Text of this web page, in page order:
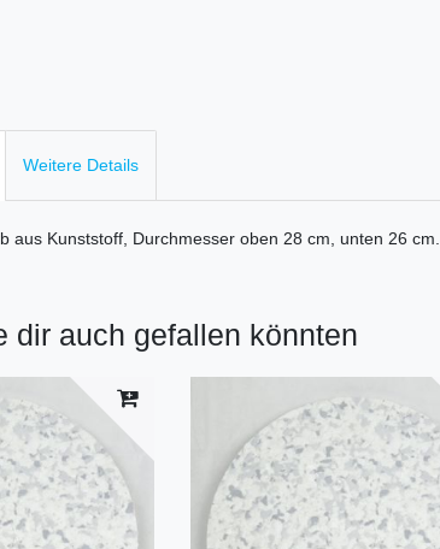
Weitere Details
aus Kunststoff, Durchmesser oben 28 cm, unten 26 cm.
dir auch gefallen könnten